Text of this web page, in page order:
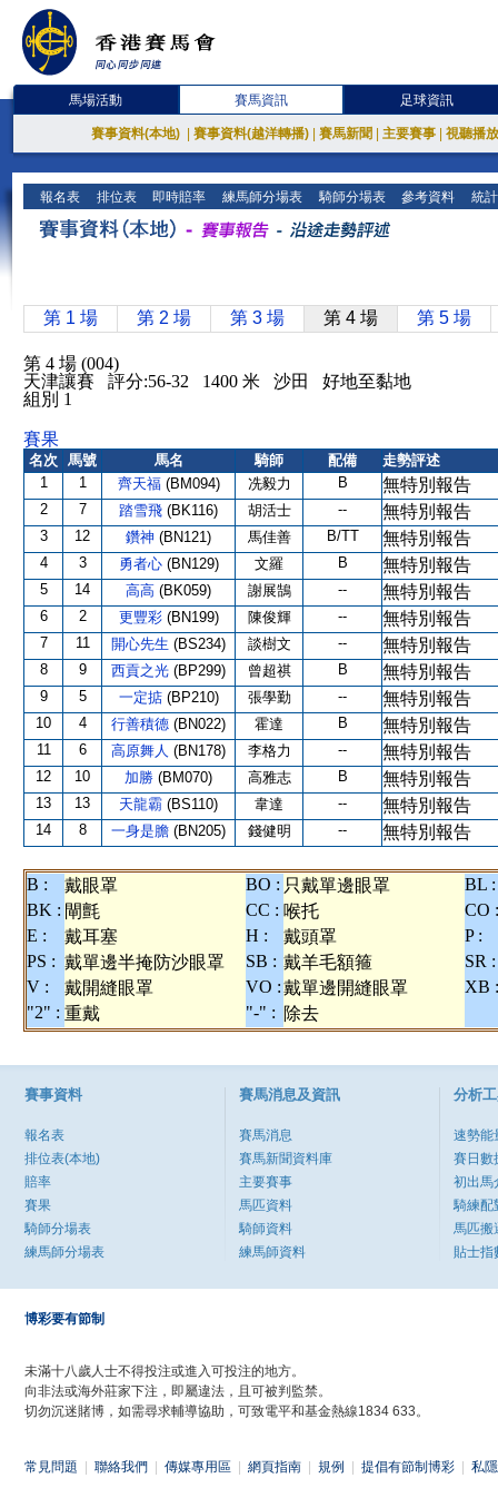
馬場活動 賽馬資訊 足球資訊
賽事資料(本地) 賽事資料(越洋轉播) 賽馬新聞 主要賽事 視聽播
報名表 排位表 即時賠率 練馬師分場表 騎師分場表 參考資料 統
第 1 場 第 2 場 第 3 場 第 4 場 第 5 場
第 4 場 (004)
天津讓賽 評分:56-32 1400 米 沙田 好地至黏地
組別 1
賽果
名次 馬號 馬名 騎師 配備
走勢評述
1
1 齊天福 (BM094) 冼毅力 B 無特別報告
2 7 踏雪飛 (BK116) 胡活士 -- 無特別報告
3 12 鑽神 (BN121) 馬佳善 B/TT 無特別報告
4 3 勇者心 (BN129) 文羅 B 無特別報告
5 14 高高 (BK059) 謝展鵠 -- 無特別報告
6 2 更豐彩 (BN199) 陳俊輝 -- 無特別報告
7 11 開心先生 (BS234) 談樹文 -- 無特別報告
8 9 西貢之光 (BP299) 曾超祺 B 無特別報告
9 5 一定掂 (BP210) 張學勤 -- 無特別報告
10 4 行善積德 (BN022) 霍達 B 無特別報告
11 6 高原舞人 (BN178) 李格力 -- 無特別報告
12 10 加勝 (BM070) 高雅志 B 無特別報告
13 13 天龍霸 (BS110) 韋達 -- 無特別報告
14 8 一身是膽 (BN205) 錢健明 -- 無特別報告
B : 戴眼罩 BO : 只戴單邊眼罩
BL :
BK : 閘氈 CC : 喉托
CO :
E :
戴耳塞 H : 戴頭罩
P :
PS : 戴單邊半掩防沙眼罩 SB : 戴羊毛額箍
SR :
V :
戴開縫眼罩 VO :戴單邊開縫眼罩
XB :
"2" : 重戴 "-" : 除去
賽事資料
報名表
排位表(本地)
賠率
賽果
騎師分場表
練馬師分場表
賽馬消息及資訊
賽馬消息
賽馬新聞資料庫
主要賽事
馬匹資料
騎師資料
練馬師資料
分析
速勢能
賽日數
初出馬
騎練配
馬匹搬
貼士指
博彩要有節制
未滿十八歲人士不得投注或進入可投注的地方。
向非法或海外莊家下注，即屬違法，且可被判監禁。
切勿沉迷賭博，如需尋求輔導協助，可致電平和基金熱線1834 633。
常見問題 聯絡我們 傳媒專用區 網頁指南 規例 提倡有節制博彩 私